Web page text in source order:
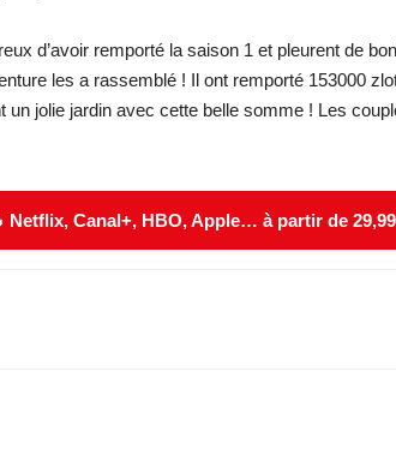
d’avoir remporté la saison 1 et pleurent de
les a rassemblé ! Il ont remporté 153000
un jolie jardin avec cette belle somme ! Les
Netflix, Canal+, HBO, Apple… à partir de